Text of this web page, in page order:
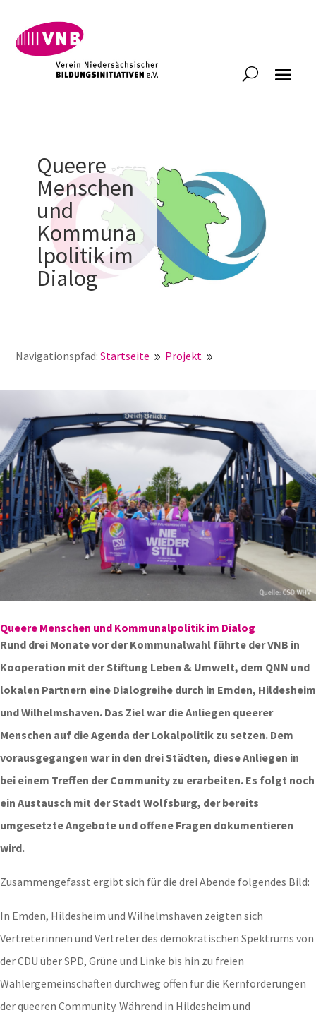
Queere
Menschen
und
Kommuna
lpolitik im
Dialog
Navigationspfad:Startseite 9 Projekt 9
Queere Menschen und Kommunalpolitik im Dialog
Rund drei Monate vor der Kommunalwahl führte der VNB in
Kooperation mit der Stiftung Leben & Umwelt, dem QNN und
lokalen Partnern eine Dialogreihe durch in Emden, Hildesheim
und Wilhelmshaven. Das Ziel war die Anliegen queerer
Menschen auf die Agenda der Lokalpolitik zu setzen. Dem
vorausgegangen war in den drei Städten, diese Anliegen in
bei einem Treffen der Community zu erarbeiten. Es folgt noch
ein Austausch mit der Stadt Wolfsburg, der bereits
umgesetzte Angebote und offene Fragen dokumentieren
wird.
Zusammengefasst ergibt sich für die drei Abende folgendes Bild:
In Emden, Hildesheim und Wilhelmshaven zeigten sich
Vertreterinnen und Vertreter des demokratischen Spektrums von
der CDU über SPD, Grüne und Linke bis hin zu freien
Wählergemeinschaften durchweg offen für die Kernforderungen
der queeren Community. Während in Hildesheim und